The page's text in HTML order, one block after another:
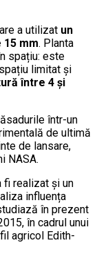
a utilizat un
mm. Planta
spațiu: este
limitat și
între 4 și
într-un
de ultimă
de lansare,
NASA.
fi realizat și un
influența
în prezent
în cadrul unui
agricol Edith-